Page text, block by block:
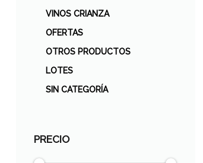
VINOS CRIANZA
OFERTAS
OTROS PRODUCTOS
LOTES
SIN CATEGORÍA
PRECIO